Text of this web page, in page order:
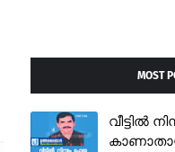
MOST
വീട്ടിൽ